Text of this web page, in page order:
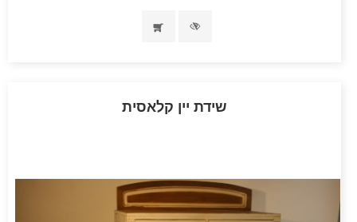
שידת יין קלאסית